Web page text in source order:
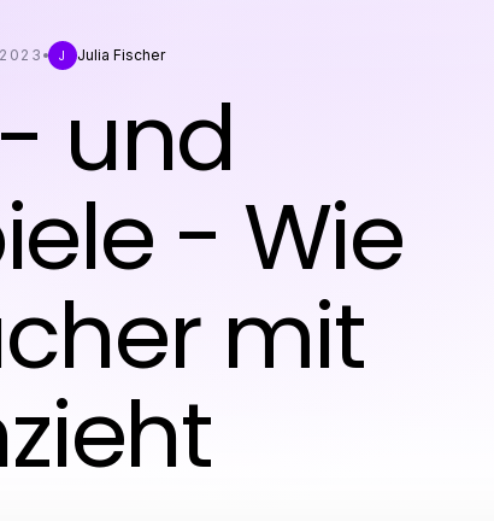
J Julia Fischer
und
- Wie
mit